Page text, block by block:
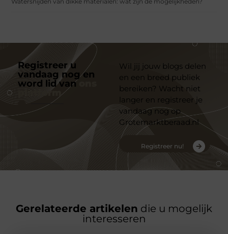
Registreer u
vandaag nog en
word lid van
platform
Wil jij jouw blogs delen
en een breed publiek
bereiken? Wacht niet
langer en registreer je
vandaag nog op
Grotemarktberaad.nl
Registreer nu!
Gerelateerde artikelen die u mogelijk
interesseren